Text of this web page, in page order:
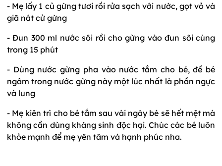
- Mẹ lấy 1 củ gừng tươi rồi rửa sạch với nước, gọt vỏ và
giã nát cử gừng
- Đun 300 ml nước sôi rồi cho gừng vào đun sôi cùng
trong 15 phút
- Dùng nước gừng pha vào nước tắm cho bé, để bé
ngâm trong nước gừng này một lúc nhất là phần ngực
và lung
- Mẹ kiên trì cho bé tắm sau vài ngày bé sẽ hết mệt mà
không cần dùng kháng sinh độc hại. Chúc các bé luôn
khỏe mạnh để mẹ yên tâm và hạnh phúc nha.